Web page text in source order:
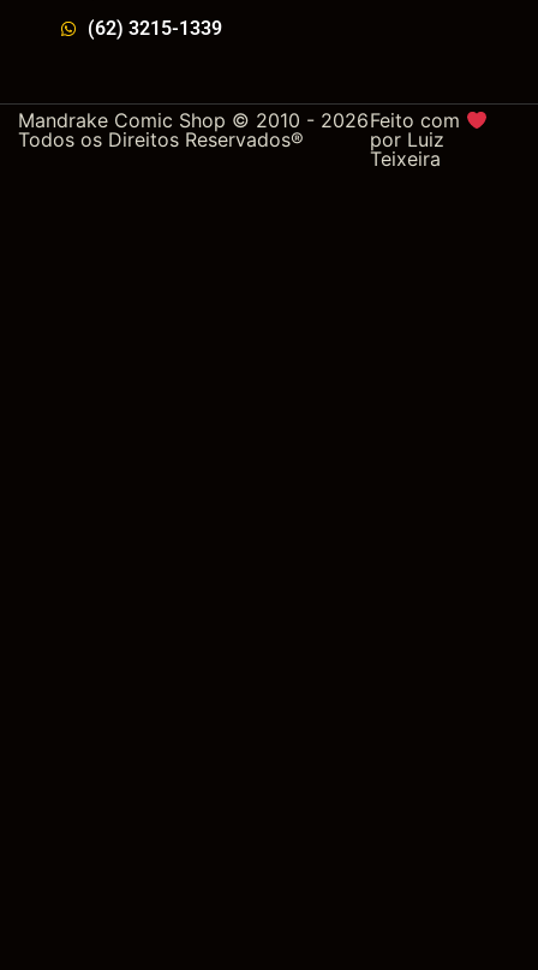
(62) 3215-1339
Mandrake Comic Shop © 2010 - 2026
Todos os Direitos Reservados®
Feito com
por Luiz
Teixeira